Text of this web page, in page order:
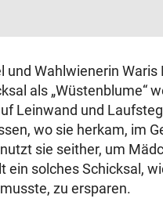
und Wahlwienerin Waris
als „Wüstenblume“
Leinwand und
wo sie herkam, im
sie seither, um
ein solches Schicksal,
zu ersparen.